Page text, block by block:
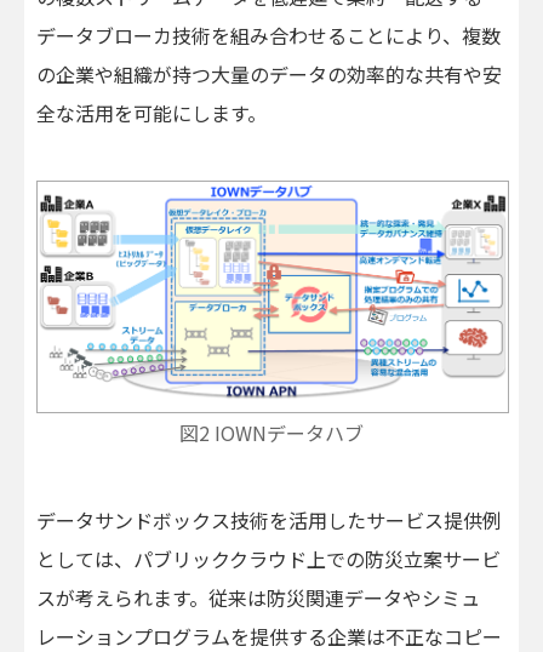
データブローカ技術を組み合わせることにより、複数
の企業や組織が持つ大量のデータの効率的な共有や安
全な活用を可能にします。
図2 IOWNデータハブ
データサンドボックス技術を活用したサービス提供例
としては、パブリッククラウド上での防災立案サービ
スが考えられます。従来は防災関連データやシミュ
レーションプログラムを提供する企業は不正なコピー